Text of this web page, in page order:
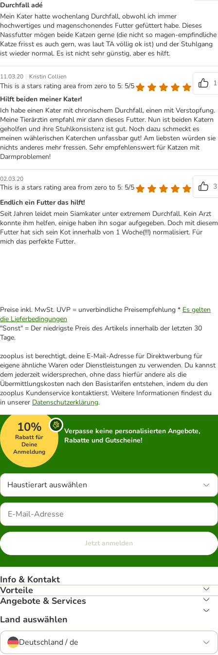
Durchfall adé
Mein Kater hatte wochenlang Durchfall, obwohl ich immer
hochwertiges und magenschonendes Futter gefüttert habe. Dieses
Nassfutter mögen beide Katzen gerne (die nicht so magen-empfindliche
Katze frisst es auch gern, was laut TA völlig ok ist) und der Stuhlgang
ist wieder normal. Es ist nicht sehr günstig, aber es hilft.
11.03.20 | Kristin Collien
This is a stars rating area from zero to 5: 5/5
1
Hilft beiden meiner Kater!
Ich habe einen Kater mit chronischem Durchfall, einen mit Verstopfung.
Meine Tierärztin empfahl mir dann dieses Futter. Nun ist beiden Katern
geholfen und ihre Stuhlkonsistenz ist gut. Noch dazu schmeckt es
meinen wählerischen Katerchen unfassbar gut! Am liebsten würden sie
nichts anderes mehr fressen. Sehr empfehlenswert für Katzen mit
Darmproblemen!
02.03.20
This is a stars rating area from zero to 5: 5/5
3
Endlich ein Futter das hilft!
Seit Jahren leidet mein Siamkater unter extremem Durchfall. Kein Arzt
konnte ihm helfen, einige haben ihn sogar aufgegeben. Doch mit diesem
Futter hat sich sein Kot innerhalb von 1 Woche(!!!) normalisiert. Für
mich das perfekte Futter.
Preise inkl. MwSt. UVP = unverbindliche Preisempfehlung * Es gelten
die Lieferbedingungen
"Sonst" = Der niedrigste Preis des Artikels innerhalb der letzten 30
Tage.
zooplus ist berechtigt, deine E-Mail-Adresse für Direktwerbung für
eigene ähnliche Waren oder Dienstleistungen zu verwenden. Du kannst
dem jederzeit widersprechen, ohne dass hierfür andere als die
Übermittlungskosten nach den Basistarifen entstehen, indem du den
zooplus Kundenservice kontaktierst. Weitere Informationen findest du
in unserer Datenschutzerklärung.
10%
Rabatt für
Deine
Anmeldung
Verpasse keine personalisierten Angebote,
Rabatte und Gutscheine!
Haustierart auswählen
Jetzt anmelden
Info & Kontakt
Vorteile
Angebote & Services
Land auswählen
Deutschland / de